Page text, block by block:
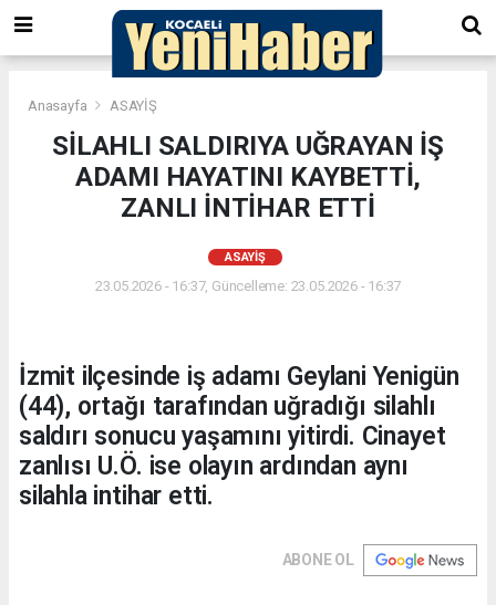
Anasayfa ASAYİŞ
SİLAHLI SALDIRIYA UĞRAYAN İŞ
ADAMI HAYATINI KAYBETTİ,
ZANLI İNTİHAR ETTİ
ASAYİŞ
23.05.2026 - 16:37, Güncelleme: 23.05.2026 - 16:37
İzmit ilçesinde iş adamı Geylani Yenigün
(44), ortağı tarafından uğradığı silahlı
saldırı sonucu yaşamını yitirdi. Cinayet
zanlısı U.Ö. ise olayın ardından aynı
silahla intihar etti.
ABONE OL